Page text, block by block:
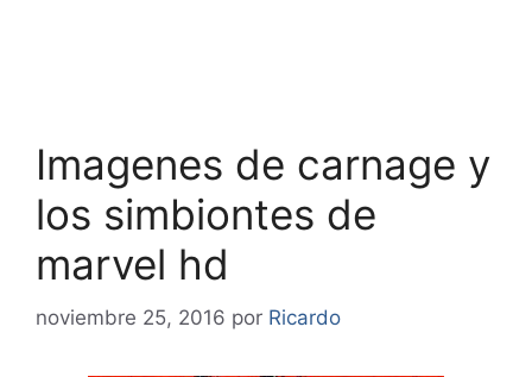
Imagenes de carnage y
los simbiontes de
marvel hd
noviembre 25, 2016 por Ricardo